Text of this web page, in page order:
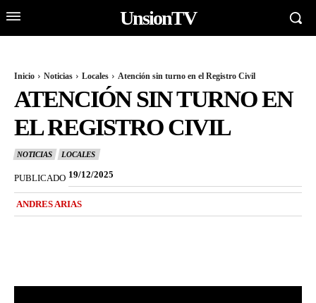
UnsionTV
Inicio Noticias Locales Atención sin turno en el Registro Civil
ATENCIÓN SIN TURNO EN
EL REGISTRO CIVIL
NOTICIAS LOCALES
PUBLICADO 19/12/2025
ANDRES ARIAS